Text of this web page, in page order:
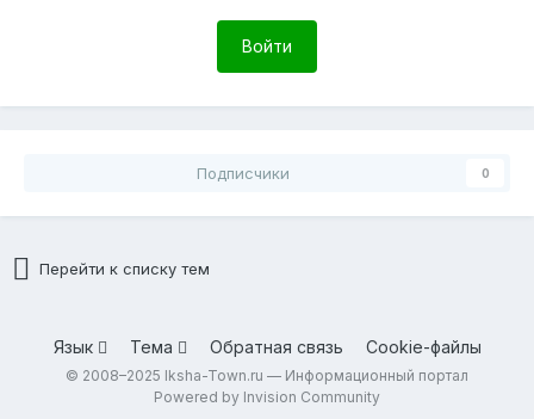
Войти
Подписчики 0
Перейти к списку тем
Язык Тема Обратная связь Cookie-файлы
© 2008–2025 Iksha-Town.ru — Информационный портал
Powered by Invision Community